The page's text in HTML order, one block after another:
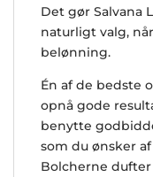
Det gør Salvana
naturligt valg,
belønning.
Én af de bedste
opnå gode
benytte
som du ønsker
Bolcherne